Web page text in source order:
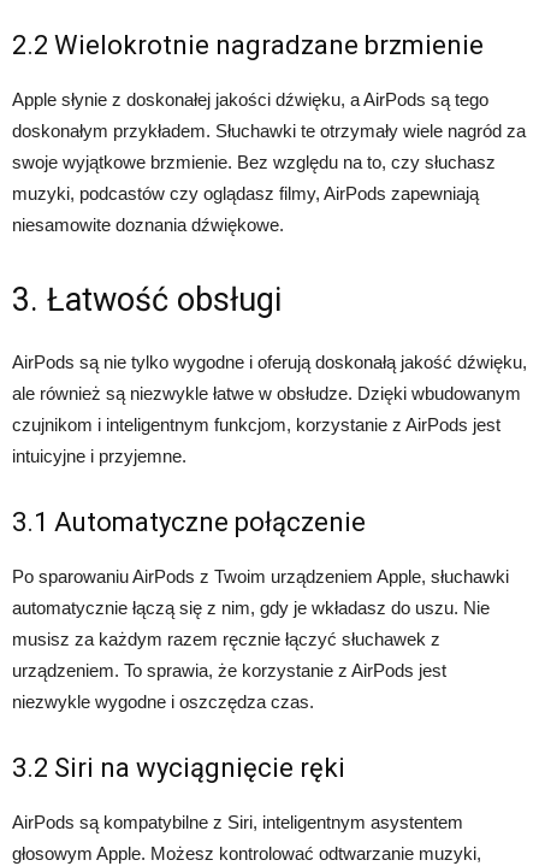
2.2 Wielokrotnie nagradzane brzmienie
Apple słynie z doskonałej jakości dźwięku, a AirPods są tego
doskonałym przykładem. Słuchawki te otrzymały wiele nagród za
swoje wyjątkowe brzmienie. Bez względu na to, czy słuchasz
muzyki, podcastów czy oglądasz filmy, AirPods zapewniają
niesamowite doznania dźwiękowe.
3. Łatwość obsługi
AirPods są nie tylko wygodne i oferują doskonałą jakość dźwięku,
ale również są niezwykle łatwe w obsłudze. Dzięki wbudowanym
czujnikom i inteligentnym funkcjom, korzystanie z AirPods jest
intuicyjne i przyjemne.
3.1 Automatyczne połączenie
Po sparowaniu AirPods z Twoim urządzeniem Apple, słuchawki
automatycznie łączą się z nim, gdy je wkładasz do uszu. Nie
musisz za każdym razem ręcznie łączyć słuchawek z
urządzeniem. To sprawia, że korzystanie z AirPods jest
niezwykle wygodne i oszczędza czas.
3.2 Siri na wyciągnięcie ręki
AirPods są kompatybilne z Siri, inteligentnym asystentem
głosowym Apple. Możesz kontrolować odtwarzanie muzyki,